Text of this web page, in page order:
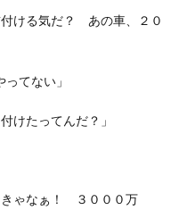
ける気だ？ あの車、２０
てない」
けたってんだ？」
きゃなぁ！ ３０００万